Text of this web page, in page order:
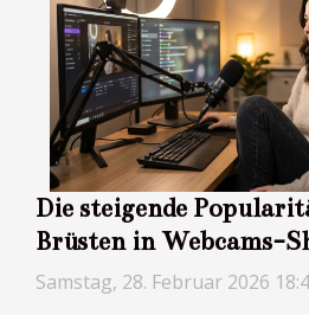
Die steigende
Brüsten in Webcams-
Samstag, 28. Februar 2026